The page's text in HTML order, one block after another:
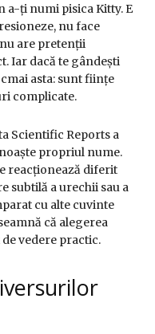
a-ți numi pisica Kitty. E
nu face
are pretenții
Iar dacă te gândești
asta: sunt ființe
complicate.
Scientific Reports a
propriul nume.
reacționează diferit
subtilă a urechii sau a
cu alte cuvinte
că alegerea
vedere practic.